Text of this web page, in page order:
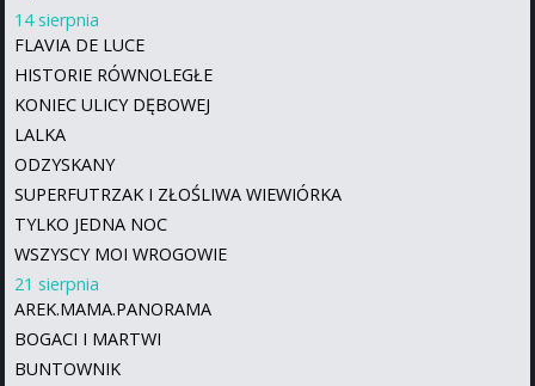
14 sierpnia
FLAVIA DE LUCE
HISTORIE RÓWNOLEGŁE
KONIEC ULICY DĘBOWEJ
LALKA
ODZYSKANY
SUPERFUTRZAK I ZŁOŚLIWA WIEWIÓRKA
TYLKO JEDNA NOC
WSZYSCY MOI WROGOWIE
21 sierpnia
AREK.MAMA.PANORAMA
BOGACI I MARTWI
BUNTOWNIK